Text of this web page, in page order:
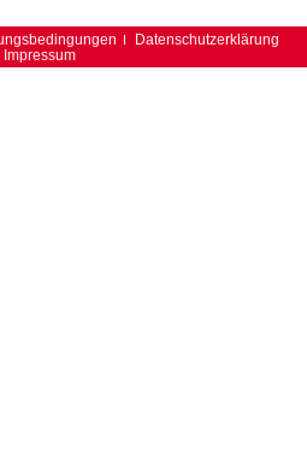
Datenschutzerklärung
Impressum